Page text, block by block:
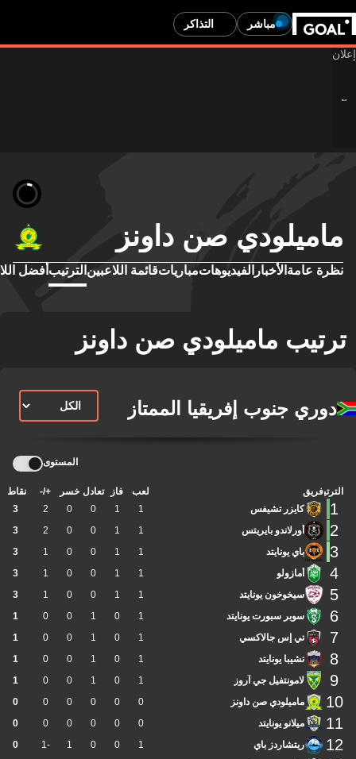
مباشر التذاكر
ماميلودي صن داونز
نظرة عامة الأخبار الفيديوهاتمبارياتقائمة اللاعبين الترتيب أفضل
ترتيب ماميلودي صن داونز
دوري جنوب إفريقيا الممتاز
المستوى
الترتيبفريق لعب فاز تعادل خسر +/- نقاط
1 كايزر تشيفس 1
1
0
0
2
3
2 أورلاندو بايريتس 1
1
0
0
2
3
3 باي يونايتد 1
1
0
0
1
3
4 أمازولو 1
1
0
0
1
3
5 سيخوخون يونايتد 1
1
0
0
1
3
6 سوبر سبورت يونايتد 1
0
1
0
0
1
7 تي إس جالاكسي 1
0
1
0
0
1
8 تشيبا يونايتد 1
0
1
0
0
1
9 لامونتفيل جي آروز 1
0
1
0
0
1
10 ماميلودي صن داونز 0
0
0
0
0
0
11 ميلانو يونايتد 0
0
0
0
0
0
12 ريتشاردز باي 1
0
0
1
-1
0